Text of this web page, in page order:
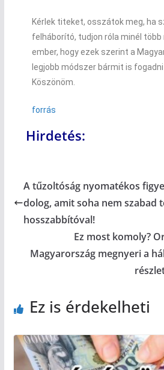
Kérlek titeket, osszátok meg, ha
felháborító, tudjon róla minél több
ember, hogy ezek szerint a
legjobb módszer bármit is
Köszönöm.
forrás
Hirdetés:
A tűzoltóság nyomatékos
dolog, amit soha nem szabad
hosszabbítóval!
Ez most komoly?
Magyarország megnyeri a
Ez is érdekelheti